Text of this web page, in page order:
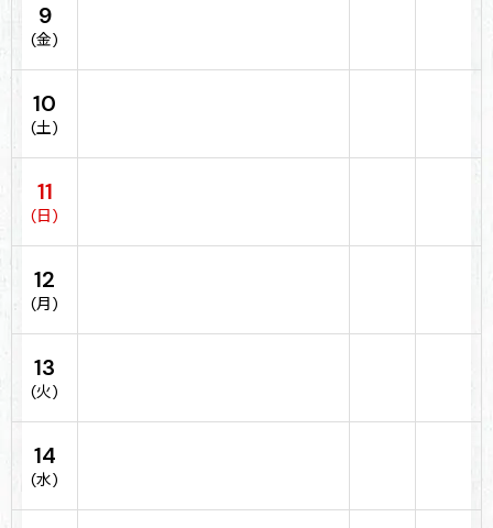
9
(金)
10
(土)
11
(日)
12
(月)
13
(火)
14
(水)